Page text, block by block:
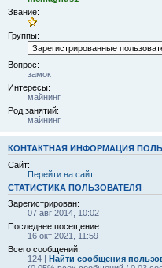
Звание:
Группы:
Вопрос:
замок
Интересы:
майнинг
Род занятий:
майнинг
КОНТАКТНАЯ ИНФОРМАЦИЯ
Сайт:
Перейти на сайт
СТАТИСТИКА ПОЛЬЗОВАТЕЛЯ
Зарегистрирован:
07 авг 2014, 10:02
Последнее посещение:
16 окт 2021, 11:59
Всего сообщений:
124 | Найти сообщения